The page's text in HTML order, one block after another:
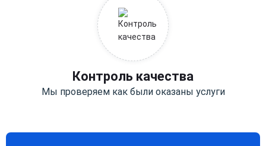
Контроль качества
Мы проверяем как были оказаны услуги